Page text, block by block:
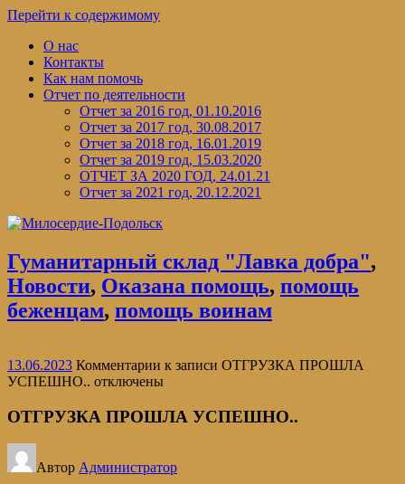
Перейти к содержимому
О нас
Контакты
Как нам помочь
Отчет по деятельности
Отчет за 2016 год, 01.10.2016
Отчет за 2017 год, 30.08.2017
Отчет за 2018 год, 16.01.2019
Отчет за 2019 год, 15.03.2020
ОТЧЕТ ЗА 2020 ГОД, 24.01.21
Отчет за 2021 год, 20.12.2021
Гуманитарный склад "Лавка добра",
Новости, Оказана помощь, помощь
беженцам, помощь воинам
13.06.2023 Комментарии к записи ОТГРУЗКА ПРОШЛА
УСПЕШНО.. отключены
ОТГРУЗКА ПРОШЛА УСПЕШНО..
Автор Администратор